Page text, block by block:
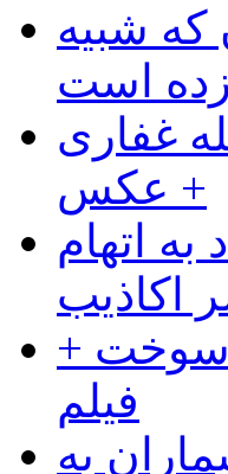
که شبیه
غفاری
+ عکس
اتهام
اکاذیب
سوخت +
فیلم
به